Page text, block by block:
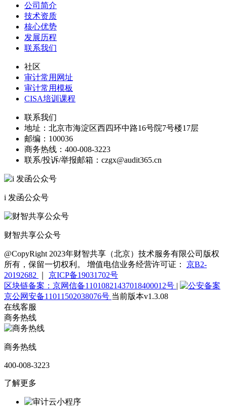
公司简介
技术资质
核心优势
发展历程
联系我们
社区
审计常用网址
审计常用模板
CISA培训课程
联系我们
地址： 北京市海淀区西四环中路16号院7号楼17层
邮编： 100036
商务热线： 400-008-3223
联系/投诉/举报邮箱： czgx@audit365.cn
i 发函公众号
财智共享公众号
@CopyRight 2023年财智共享（北京）技术服务有限公司版权
所有，保留一切权利。 增值电信业务经营许可证： 京B2-
20192682
京ICP备19031702号
区块链备案：京网信备11010821437018400012号 |
京公网安备11011502038076号 当前版本v1.3.08
在线客服
商务热线
商务热线
400-008-3223
了解更多